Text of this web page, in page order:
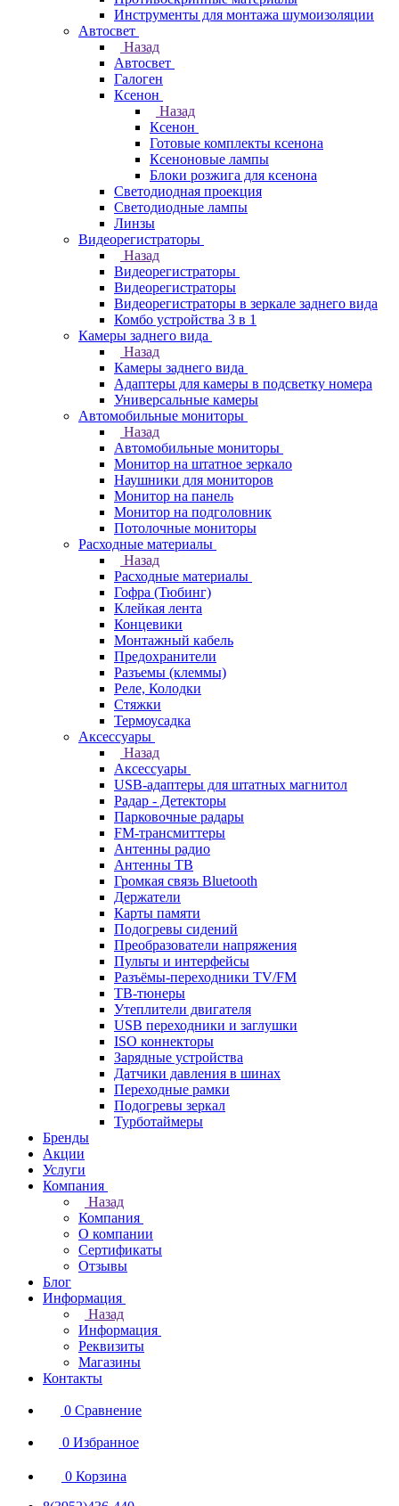
Инструменты для монтажа шумоизоляции
Автосвет
Назад
Автосвет
Галоген
Ксенон
Назад
Ксенон
Готовые комплекты ксенона
Ксеноновые лампы
Блоки розжига для ксенона
Светодиодная проекция
Светодиодные лампы
Линзы
Видеорегистраторы
Назад
Видеорегистраторы
Видеорегистраторы
Видеорегистраторы в зеркале заднего вида
Комбо устройства 3 в 1
Камеры заднего вида
Назад
Камеры заднего вида
Адаптеры для камеры в подсветку номера
Универсальные камеры
Автомобильные мониторы
Назад
Автомобильные мониторы
Монитор на штатное зеркало
Наушники для мониторов
Монитор на панель
Монитор на подголовник
Потолочные мониторы
Расходные материалы
Назад
Расходные материалы
Гофра (Тюбинг)
Клейкая лента
Концевики
Монтажный кабель
Предохранители
Разъемы (клеммы)
Реле, Колодки
Стяжки
Термоусадка
Аксессуары
Назад
Аксессуары
USB-адаптеры для штатных магнитол
Радар - Детекторы
Парковочные радары
FM-трансмиттеры
Антенны радио
Антенны ТВ
Громкая связь Bluetooth
Держатели
Карты памяти
Подогревы сидений
Преобразователи напряжения
Пульты и интерфейсы
Разъёмы-переходники TV/FM
ТВ-тюнеры
Утеплители двигателя
USB переходники и заглушки
ISO коннекторы
Зарядные устройства
Датчики давления в шинах
Переходные рамки
Подогревы зеркал
Турботаймеры
Бренды
Акции
Услуги
Компания
Назад
Компания
О компании
Сертификаты
Отзывы
Блог
Информация
Назад
Информация
Реквизиты
Магазины
Контакты
0 Сравнение
0 Избранное
0 Корзина